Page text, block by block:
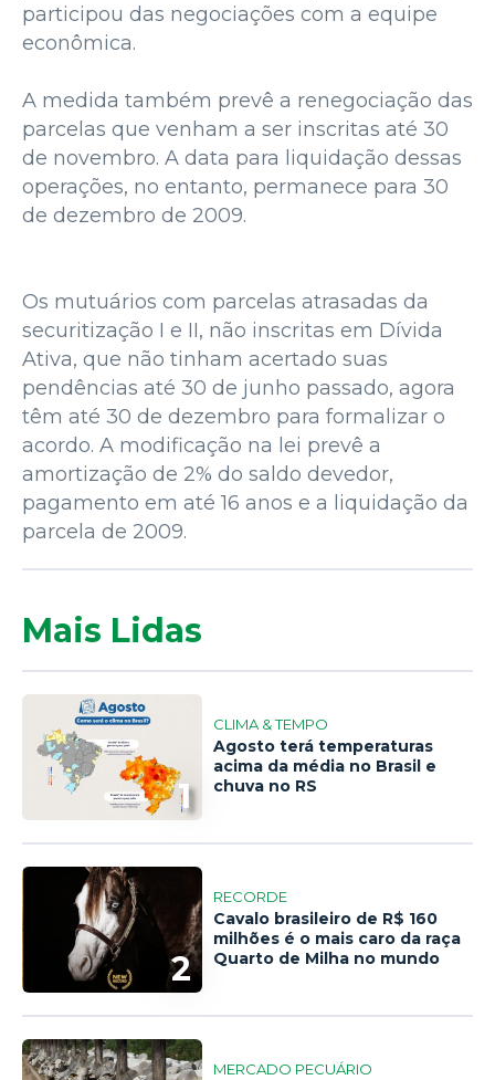
participou das negociações com a equipe
econômica.
A medida também prevê a renegociação das
parcelas que venham a ser inscritas até 30
de novembro. A data para liquidação dessas
operações, no entanto, permanece para 30
de dezembro de 2009.
Os mutuários com parcelas atrasadas da
securitização I e II, não inscritas em Dívida
Ativa, que não tinham acertado suas
pendências até 30 de junho passado, agora
têm até 30 de dezembro para formalizar o
acordo. A modificação na lei prevê a
amortização de 2% do saldo devedor,
pagamento em até 16 anos e a liquidação da
parcela de 2009.
Mais Lidas
1
CLIMA & TEMPO
Agosto terá temperaturas
acima da média no Brasil e
chuva no RS
2
RECORDE
Cavalo brasileiro de R$ 160
milhões é o mais caro da raça
Quarto de Milha no mundo
MERCADO PECUÁRIO